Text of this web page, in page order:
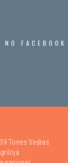
FACEBOOK
Torres Vedras